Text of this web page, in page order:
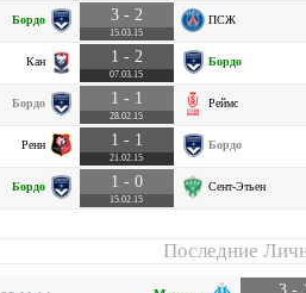
Бордо 3 - 2
15.03.15
ПСЖ
Кан 1 - 2
07.03.15
Бордо
Бордо 1 - 1
28.02.15
Реймс
Ренн 1 - 1
21.02.15
Бордо
Бордо 1 - 0
15.02.15
Сент-Этьен
Последние